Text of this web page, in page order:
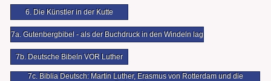
6. Die Künstler in der Kutte
7a. Gutenbergbibel - als der Buchdruck in den Windeln lag
7b. Deutsche Bibeln VOR Luther
7c. Biblia Deutsch: Martin Luther, Erasmus von Rotterdam und die